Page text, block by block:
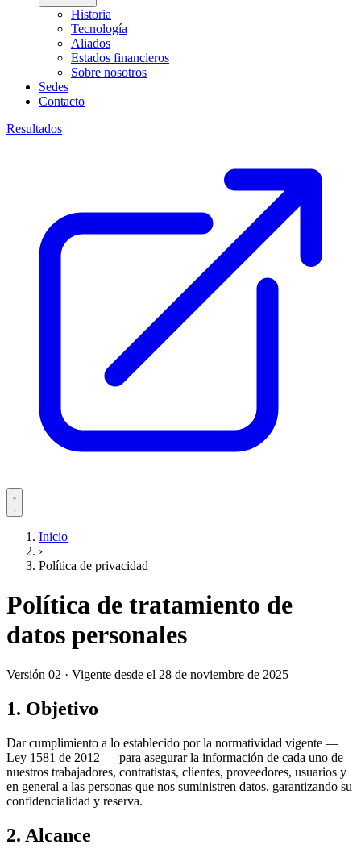
Historia
Tecnología
Aliados
Estados financieros
Sobre nosotros
Sedes
Contacto
Resultados
Servicios
Inicio
›
Política de privacidad
Política de tratamiento de
datos personales
Versión 02 · Vigente desde el 28 de noviembre de 2025
1. Objetivo
Dar cumplimiento a lo establecido por la normatividad vigente —
Ley 1581 de 2012 — para asegurar la información de cada uno de
nuestros trabajadores, contratistas, clientes, proveedores, usuarios y
en general a las personas que nos suministren datos, garantizando su
confidencialidad y reserva.
2. Alcance